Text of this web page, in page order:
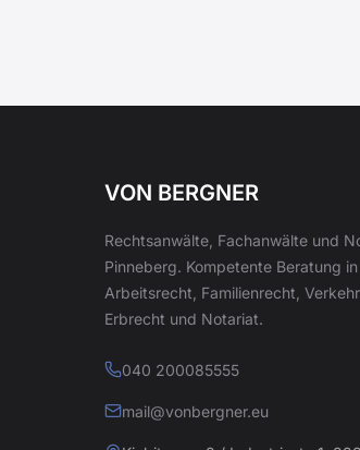
VON BERGNER
Rechtsanwälte, Fachanwälte und
Pinneberg. Kompetente Beratung in
Arbeitsrecht, Familienrecht,
Erbrecht und Notariat.
040 200085555
mail@vonbergner.eu